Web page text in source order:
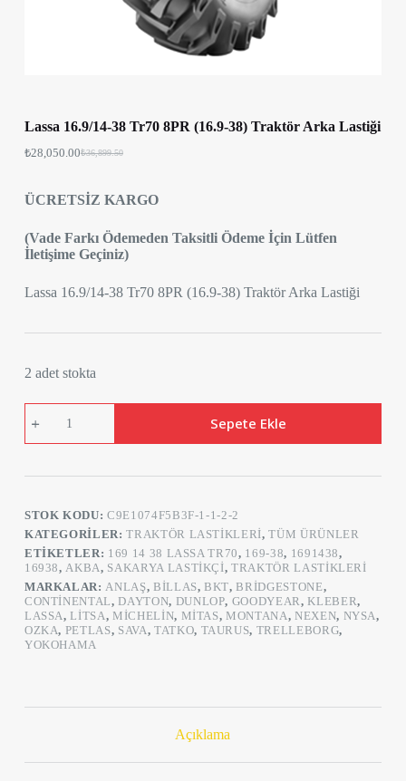
Lassa 16.9/14-38 Tr70 8PR (16.9-38) Traktör Arka Lastiği
₺36,899.50
₺28,050.00
ÜCRETSİZ KARGO
(Vade Farkı Ödemeden Taksitli Ödeme İçin Lütfen
İletişime Geçiniz)
Lassa 16.9/14-38 Tr70 8PR (16.9-38) Traktör Arka Lastiği
2 adet stokta
16.9/14-
38
Traktör
Arka
Lastiği
adet
Sepete Ekle
STOK KODU:C9E1074F5B3F-1-1-2-2
KATEGORILER:TRAKTÖR LASTIKLERI,TÜM ÜRÜNLER
ETIKETLER: 169 14 38 LASSA TR70, 169-38, 1691438,
16938,AKBA, SAKARYA LASTIKÇI,TRAKTÖR LASTIKLERI
MARKALAR:ANLAŞ, BILLAS,BKT,BRIDGESTONE,
CONTINENTAL,DAYTON, DUNLOP, GOODYEAR,KLEBER,
LASSA,LITSA, MICHELIN, MITAS,MONTANA, NEXEN, NYSA,
OZKA, PETLAS, SAVA, TATKO, TAURUS, TRELLEBORG,
YOKOHAMA
Açıklama